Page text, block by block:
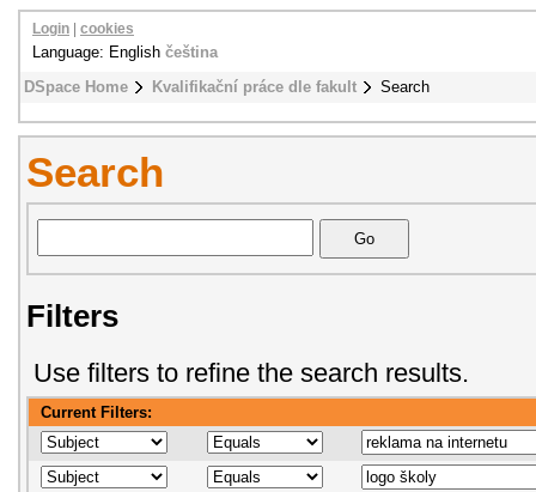
DSpace Home Kvalifikační práce dle fakult Search
Login cookies
Language: English čeština
Search
Filters
Use filters to refine the search results.
Current Filters: